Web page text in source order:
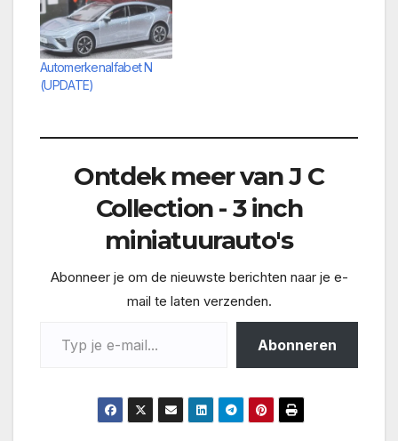
Automerkenalfabet N
(UPDATE)
Ontdek meer van J C
Collection - 3 inch
miniatuurauto's
Abonneer je om de nieuwste berichten naar je e-
mail te laten verzenden.
Abonneren